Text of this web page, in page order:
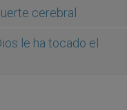
cerebral
le ha tocado el